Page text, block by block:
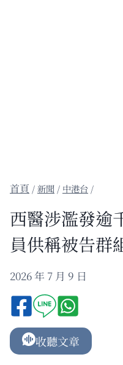
/新聞 / 中港台 /
西醫涉濫發逾
員供稱被告群
2026 年 7 月 9 日
收聽文章